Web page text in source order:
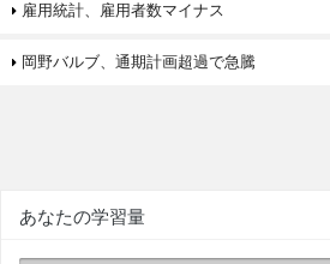
雇用統計、雇用者数マイナス
岡野バルブ、通期計画超過で急騰
あなたの学習量